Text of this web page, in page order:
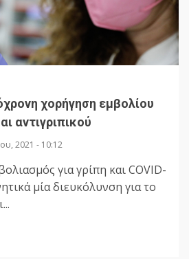
χορήγηση εμβολίου
αντιγριπικού
2021 - 10:12
για γρίπη και COVID-
μία διευκόλυνση για το